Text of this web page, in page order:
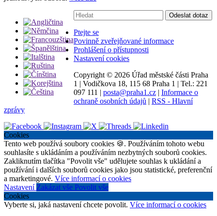
Vyhledávání:
Odeslat dotaz
Ptejte se
Povinně zveřejňované informace
Prohlášení o přístupnosti
Nastavení cookies
Copyright © 2026 Úřad městské části Praha
1 | Vodičkova 18, 115 68 Praha 1 | Tel.: 221
097 111 | posta@praha1.cz | Informace o
ochraně osobních údajů | RSS - Hlavní
zprávy
Cookies
Tento web používá soubory cookies 🍪. Používáním tohoto webu
souhlasíte s ukládáním a používáním nezbytných souborů cookies.
Zakliknutím tlačítka "Povolit vše" udělujete souhlas k ukládání a
používání i dalších souborů cookies jako jsou statistické, preferenční
a marketingové. Více informací o cookies
Nastavení Zakázat vše Povolit vše
Cookies
Vyberte si, jaká nastavení chcete povolit. Více informací o cookies